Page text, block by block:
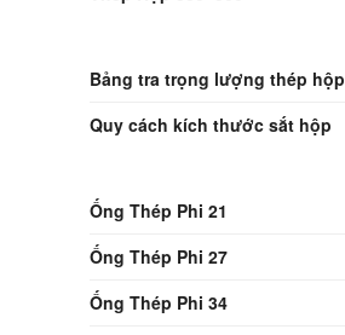
Bảng tra trọng lượng thép hộp
Quy cách kích thước sắt hộp
Ống Thép Phi 21
Ống Thép Phi 27
Ống Thép Phi 34